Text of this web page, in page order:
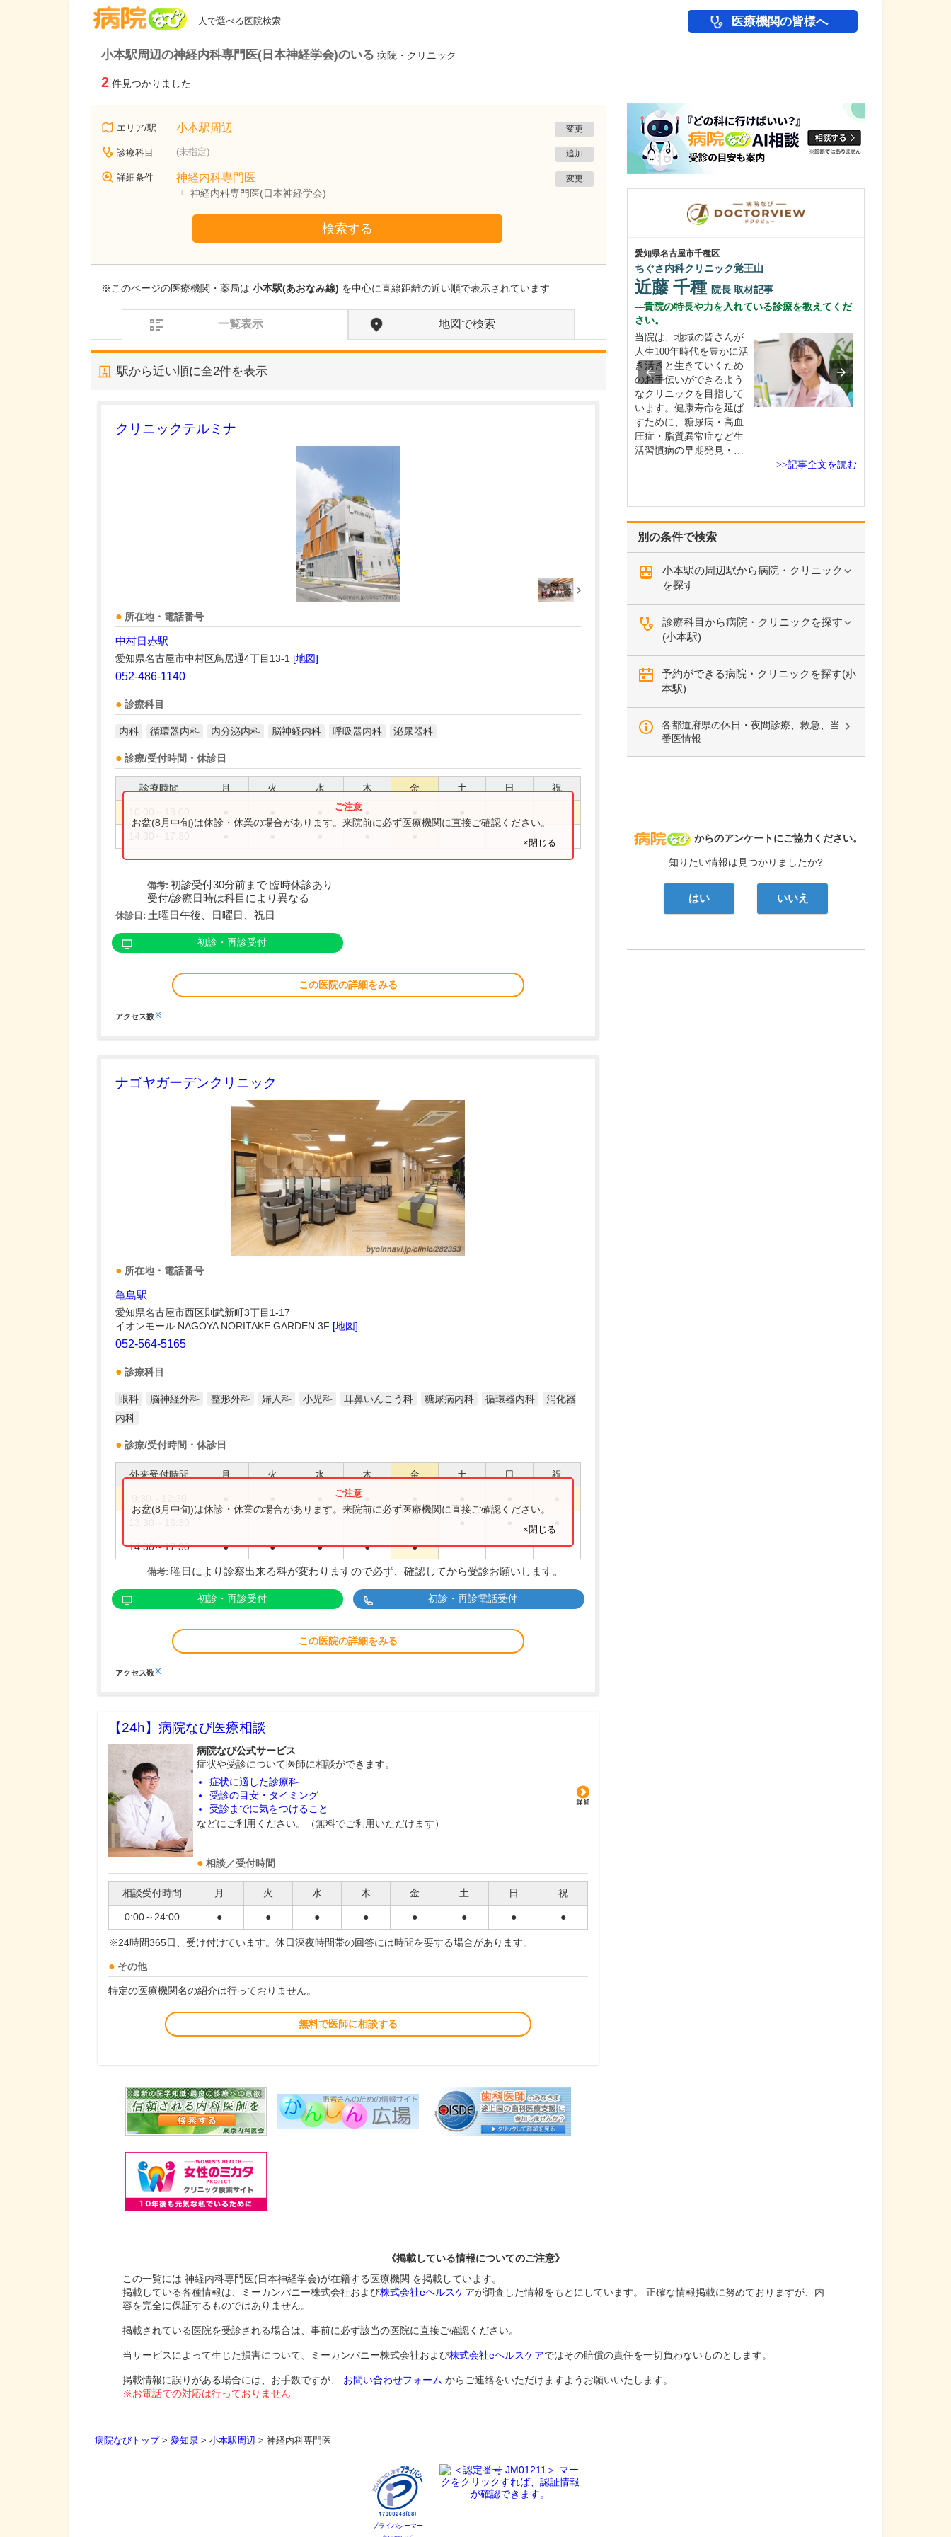
人で選べる医院検索 医療機関の皆様へ
小本駅周辺の神経内科専門医(日本神経学会)のいる 病院・クリニック
2 件見つかりました
エリア/駅 小本駅周辺 変更
診療科目 (未指定) 追加
詳細条件 神経内科専門医
神経内科専門医(日本神経学会)
変更
検索する
※このページの医療機関・薬局は 小本駅(あおなみ線) を中心に直線距離の近い順で表示されています
一覧表示 地図で検索
駅から近い順に全2件を表示
クリニックテルミナ
所在地・電話番号
中村日赤駅
愛知県名古屋市中村区鳥居通4丁目13-1 [地図]
052-486-1140
診療科目
内科 循環器内科 内分泌内科 脳神経内科 呼吸器内科 泌尿器科
診療/受付時間・休診日
診療時間 月 火 水 木 金 土 日 祝
お盆(8月中旬)は休診・休業の場合があります。来院前に必ず医療機関に直接ご確認ください。
×閉じる
備考: 初診受付30分前まで 臨時休診あり
受付/診療日時は科目により異なる
休診日: 土曜日午後、日曜日、祝日
初診・再診受付
この医院の詳細をみる
アクセス数※
ナゴヤガーデンクリニック
所在地・電話番号
亀島駅
愛知県名古屋市西区則武新町3丁目1-17
イオンモール NAGOYA NORITAKE GARDEN 3F [地図]
052-564-5165
診療科目
眼科 脳神経外科 整形外科 婦人科 小児科 耳鼻いんこう科 糖尿病内科 循環器内科
消化器
内科
診療/受付時間・休診日
外来受付時間 月 火 水 木 金 土 日 祝
14:30～17:30 ● ● ● ● ●
お盆(8月中旬)は休診・休業の場合があります。来院前に必ず医療機関に直接ご確認ください。
×閉じる
備考: 曜日により診察出来る科が変わりますので必ず、確認してから受診お願いします。
初診・再診受付 初診・再診電話受付
この医院の詳細をみる
アクセス数※
【24h】 病院なび医療相談
病院なび公式サービス
症状や受診について医師に相談ができます。
症状に適した診療科
受診の目安・タイミング
受診までに気をつけること
などにご利用ください。（無料でご利用いただけます）
相談／受付時間
相談受付時間 月 火 水 木 金 土 日 祝
0:00～24:00 ● ● ● ● ● ● ● ●
※24時間365日、受け付けています。休日深夜時間帯の回答には時間を要する場合があります。
その他
特定の医療機関名の紹介は行っておりません。
無料で医師に相談する
別の条件で検索
小本駅の周辺駅から病院・クリニック
を探す
診療科目から病院・クリニックを探す
(小本駅)
予約ができる病院・クリニックを探す(小
本駅)
各都道府県の休日・夜間診療、救急、当
番医情報
病院なび
からのアンケートにご協力ください。
知りたい情報は見つかりましたか?
はい いいえ
岡崎ゆうあいクリニック
小林 正学院長取材記事
いるのでしょうか?
高圧水素酸素治療では、
ドーム型のカプセルの中
愛知県名古屋市千種区
ちぐさ内科クリニック覚王山
近藤 千種 院長 取材記事
貴院の特長や力を入れている診療を教えてくだ
さい。
当院は、地域の皆さんが
人生100年時代を豊かに活
き活きと生きていくため
のお手伝いができるよう
なクリニックを目指して
います。健康寿命を延ば
すために、糖尿病・高血
圧症・脂質異常症など生
活習慣病の早期発見・…
>>記事全文を読む
《掲載している情報についてのご注意》
この一覧には 神経内科専門医(日本神経学会)が在籍する医療機関 を掲載しています。
掲載している各種情報は、ミーカンパニー株式会社および株式会社eヘルスケアが調査した情報をもとにしています。 正確な情報掲載に努めておりますが、内
容を完全に保証するものではありません。
掲載されている医院を受診される場合は、事前に必ず該当の医院に直接ご確認ください。
当サービスによって生じた損害について、ミーカンパニー株式会社および株式会社eヘルスケアではその賠償の責任を一切負わないものとします。
掲載情報に誤りがある場合には、お手数ですが、 お問い合わせフォーム からご連絡をいただけますようお願いいたします。
※お電話での対応は行っておりません
病院なびトップ> 愛知県 > 小本駅周辺 > 神経内科専門医
プライバシーマー